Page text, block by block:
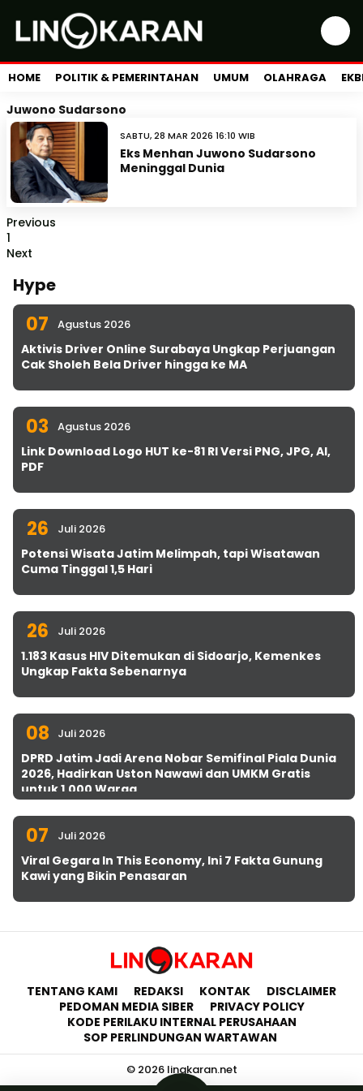
HOME POLITIK & PEMERINTAHAN UMUM OLAHRAGA
Juwono Sudarsono
SABTU, 28 MAR 2026 16:10 WIB
Eks Menhan Juwono Sudarsono
Meninggal Dunia
Previous
1
Next
Hype
07 Agustus 2026
Aktivis Driver Online Surabaya Ungkap Perjuangan
Cak Sholeh Bela Driver hingga ke MA
03 Agustus 2026
Link Download Logo HUT ke-81 RI Versi PNG, JPG, AI,
PDF
26 Juli 2026
Potensi Wisata Jatim Melimpah, tapi Wisatawan
Cuma Tinggal 1,5 Hari
26 Juli 2026
1.183 Kasus HIV Ditemukan di Sidoarjo, Kemenkes
Ungkap Fakta Sebenarnya
08 Juli 2026
DPRD Jatim Jadi Arena Nobar Semifinal Piala Dunia
2026, Hadirkan Uston Nawawi dan UMKM Gratis
untuk 1.000 Warga
07 Juli 2026
Viral Gegara In This Economy, Ini 7 Fakta Gunung
Kawi yang Bikin Penasaran
TENTANG KAMI REDAKSI KONTAK
DISCLAIMER
PEDOMAN MEDIA SIBER
PRIVACY POLICY
KODE PERILAKU INTERNAL PERUSAHAAN
SOP PERLINDUNGAN WARTAWAN
© 2026 lingkaran.net